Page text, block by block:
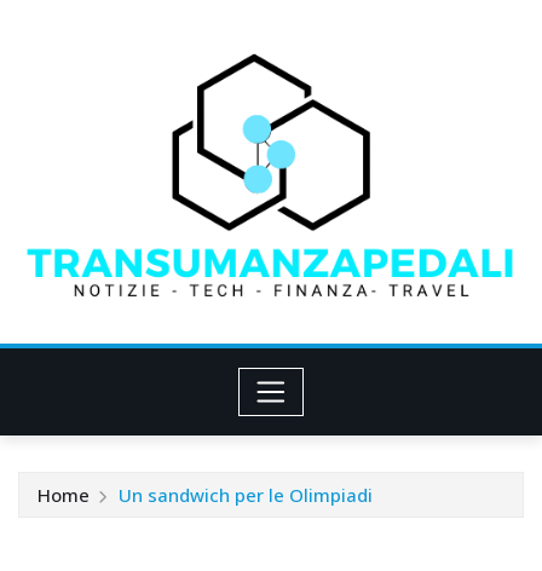
Home Un sandwich per le Olimpiadi